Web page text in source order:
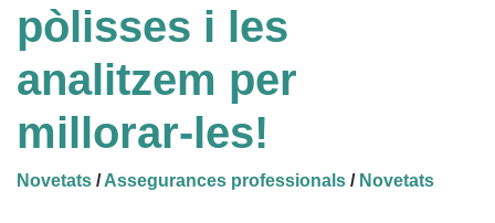
pòlisses i les
analitzem per
millorar-les!
Novetats /Assegurances professionals / Novetats